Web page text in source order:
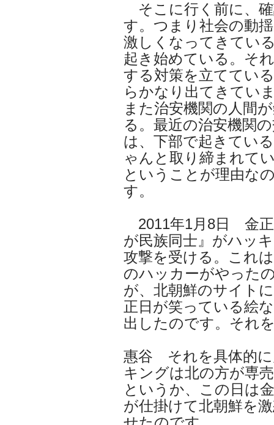
そこに行く前に、
す。つまり社会の動
激しくなってきてい
起き始めている。そ
する対策を立ててい
らかなり出てきてい
また治安機関の人間
る。最近の治安機関
は、下部で起きてい
ゃんと取り締まれて
ということが理由な
す。
2011年1月8日 金正
が民族同士』がハッ
攻撃を受ける。これ
のハッカーがやった
が、北朝鮮のサイト
正日が笑っている絵
出したのです。それ
惠谷 それを具体的
キングは北の方が専
というか、この日は
が仕掛けて北朝鮮を